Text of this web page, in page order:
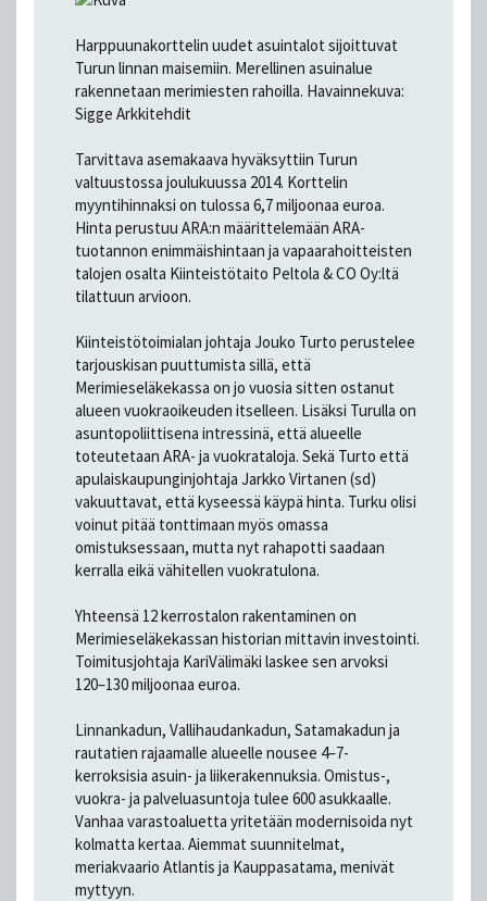
Harppuunakorttelin uudet asuintalot sijoittuvat
Turun linnan maisemiin. Merellinen asuinalue
rakennetaan merimiesten rahoilla. Havainnekuva:
Sigge Arkkitehdit
Tarvittava asemakaava hyväksyttiin Turun
valtuustossa joulukuussa 2014. Korttelin
myyntihinnaksi on tulossa 6,7 miljoonaa euroa.
Hinta perustuu ARA:n määrittelemään ARA-
tuotannon enimmäishintaan ja vapaarahoitteisten
talojen osalta Kiinteistötaito Peltola & CO Oy:ltä
tilattuun arvioon.
Kiinteistötoimialan johtaja Jouko Turto perustelee
tarjouskisan puuttumista sillä, että
Merimieseläkekassa on jo vuosia sitten ostanut
alueen vuokraoikeuden itselleen. Lisäksi Turulla on
asuntopoliittisena intressinä, että alueelle
toteutetaan ARA- ja vuokrataloja. Sekä Turto että
apulaiskaupunginjohtaja Jarkko Virtanen (sd)
vakuuttavat, että kyseessä käypä hinta. Turku olisi
voinut pitää tonttimaan myös omassa
omistuksessaan, mutta nyt rahapotti saadaan
kerralla eikä vähitellen vuokratulona.
Yhteensä 12 kerrostalon rakentaminen on
Merimieseläkekassan historian mittavin investointi.
Toimitusjohtaja KariVälimäki laskee sen arvoksi
120–130 miljoonaa euroa.
Linnankadun, Vallihaudankadun, Satamakadun ja
rautatien rajaamalle alueelle nousee 4–7-
kerroksisia asuin- ja liikerakennuksia. Omistus-,
vuokra- ja palveluasuntoja tulee 600 asukkaalle.
Vanhaa varastoaluetta yritetään modernisoida nyt
kolmatta kertaa. Aiemmat suunnitelmat,
meriakvaario Atlantis ja Kauppasatama, menivät
myttyyn.